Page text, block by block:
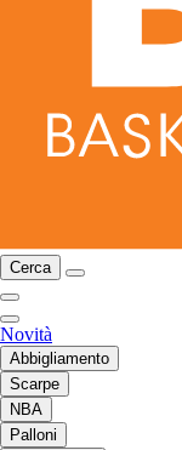
Cerca
Novità
Abbigliamento
Scarpe
NBA
Palloni